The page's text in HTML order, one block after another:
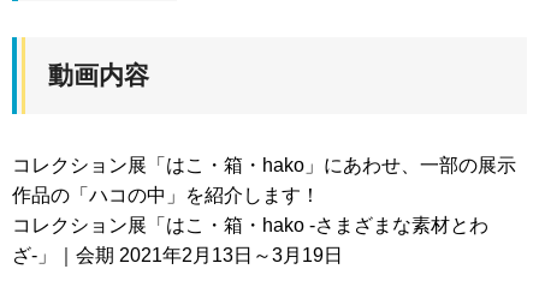
動画内容
コレクション展「はこ・箱・hako」にあわせ、一部の展示
作品の「ハコの中」を紹介します！
コレクション展「はこ・箱・hako -さまざまな素材とわ
ざ-」｜会期 2021年2月13日～3月19日